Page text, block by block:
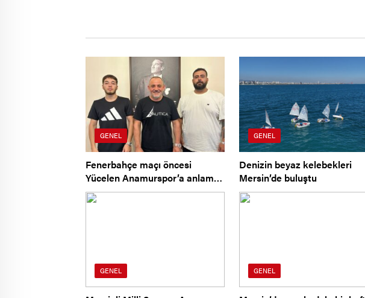
GENEL
Fenerbahçe maçı öncesi
Yücelen Anamurspor’a anlamlı
ziyaret
GENEL
Denizin beyaz kelebekleri
Mersin’de buluştu
GENEL GENEL